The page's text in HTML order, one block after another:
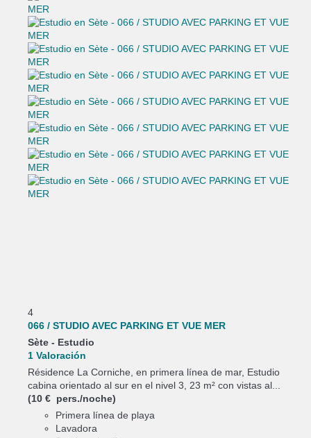
4
066 / STUDIO AVEC PARKING ET VUE MER
Sète - Estudio
1 Valoración
Résidence La Corniche, en primera línea de mar, Estudio
cabina orientado al sur en el nivel 3, 23 m² con vistas al...
(10 € pers./noche)
Primera línea de playa
Lavadora